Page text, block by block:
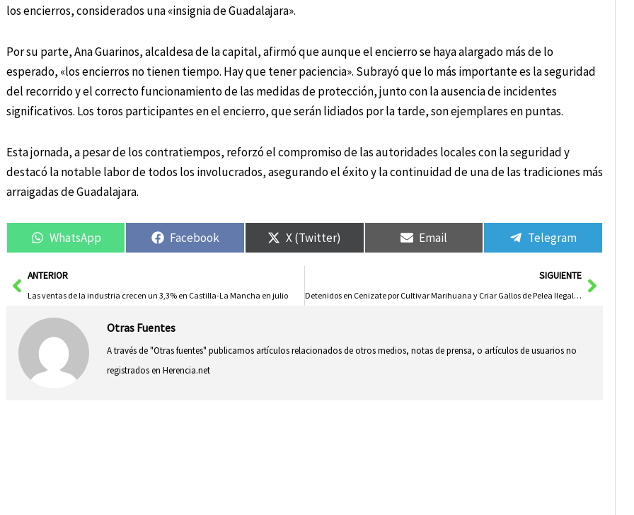
los encierros, considerados una «insignia de Guadalajara».
Por su parte, Ana Guarinos, alcaldesa de la capital, afirmó que aunque el encierro se haya alargado más de lo
esperado, «los encierros no tienen tiempo. Hay que tener paciencia». Subrayó que lo más importante es la seguridad
del recorrido y el correcto funcionamiento de las medidas de protección, junto con la ausencia de incidentes
significativos. Los toros participantes en el encierro, que serán lidiados por la tarde, son ejemplares en puntas.
Esta jornada, a pesar de los contratiempos, reforzó el compromiso de las autoridades locales con la seguridad y
destacó la notable labor de todos los involucrados, asegurando el éxito y la continuidad de una de las tradiciones más
arraigadas de Guadalajara.
WhatsApp Facebook X (Twitter) Email Telegram
AntANTERIOR
Las ventas de la industria crecen un 3,3% en Castilla-La Mancha en julio
SIGUIENTE
Detenidos en Cenizate por Cultivar Marihuana y Criar Gallos de Pelea Ilegalmente
Otras Fuentes
A través de "Otras fuentes" publicamos artículos relacionados de otros medios, notas de prensa, o artículos de usuarios no
registrados en Herencia.net